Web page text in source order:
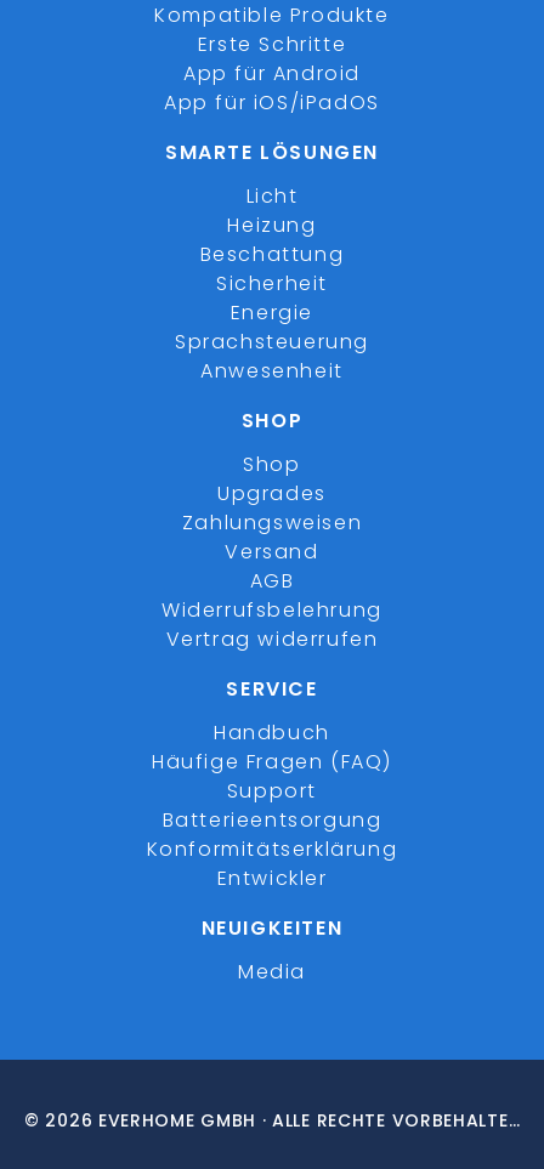
Kompatible Produkte
Erste Schritte
App für Android
App für iOS/iPadOS
SMARTE LÖSUNGEN
Licht
Heizung
Beschattung
Sicherheit
Energie
Sprachsteuerung
Anwesenheit
SHOP
Shop
Upgrades
Zahlungsweisen
Versand
AGB
Widerrufsbelehrung
Vertrag widerrufen
SERVICE
Handbuch
Häufige Fragen (FAQ)
Support
Batterieentsorgung
Konformitätserklärung
Entwickler
NEUIGKEITEN
Media
© 2026 EVERHOME GMBH · ALLE RECHTE VORBEHALTEN